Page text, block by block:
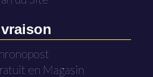
en Magasin